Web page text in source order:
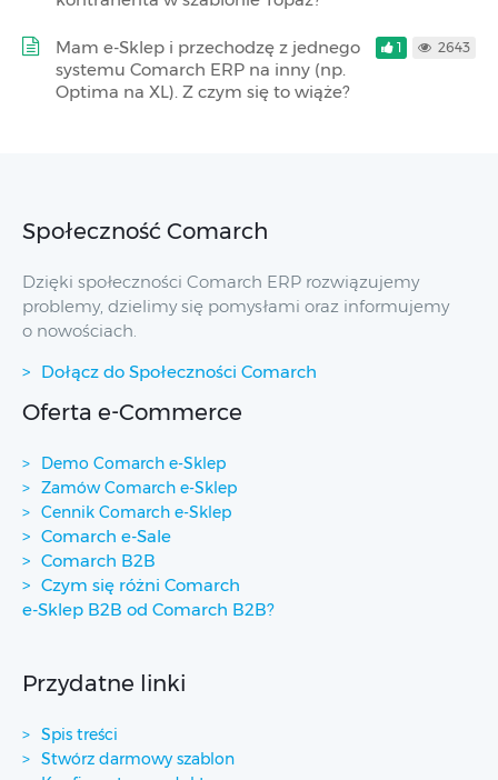
Mam e-Sklep i przechodzę z jednego
systemu Comarch ERP na inny (np.
Optima na XL). Z czym się to wiąże?
1 2643
Społeczność Comarch
Dzięki społeczności Comarch ERP rozwiązujemy
problemy, dzielimy się pomysłami oraz informujemy
o nowościach.
Dołącz do Społeczności Comarch
Oferta e-Commerce
Demo Comarch e-Sklep
Zamów Comarch e-Sklep
Cennik Comarch e-Sklep
Comarch e-Sale
Comarch B2B
Czym się różni Comarch
e-Sklep B2B od Comarch B2B?
Przydatne linki
Spis treści
Stwórz darmowy szablon